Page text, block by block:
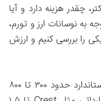
چقدر هزینه دارد و آیا
در بازار ایران سال 1404، با توجه به نوسانات ارز و تورم،
را بررسی کنیم و ارزش
ابتدا، بلیچینگ خانگی. هزینه پایه یک کیت استاندارد حدود ۳۰۰ تا ۸۰۰